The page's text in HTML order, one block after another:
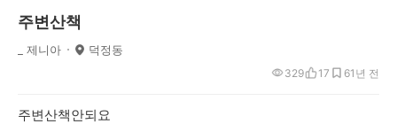
주변산책
_ 제니아 덕정동
1년 전
329 17 6
주변산책안되요